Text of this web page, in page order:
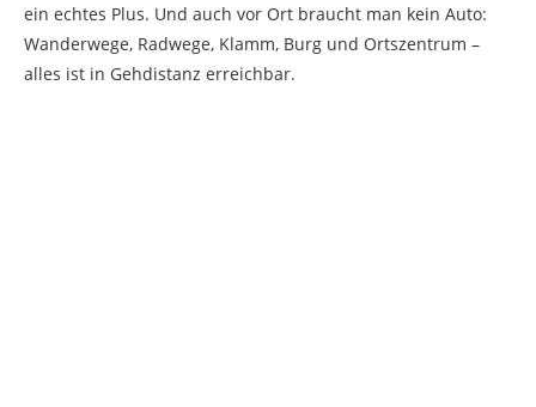
ein echtes Plus. Und auch vor Ort braucht man kein Auto:
Wanderwege, Radwege, Klamm, Burg und Ortszentrum –
alles ist in Gehdistanz erreichbar.